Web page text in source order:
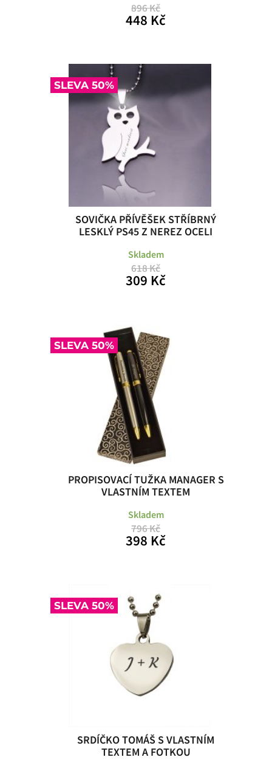
896 Kč
448 Kč
SLEVA 50%
SOVIČKA PŘÍVĚŠEK STŘÍBRNÝ
LESKLÝ PS45 Z NEREZ OCELI
Skladem
618 Kč
309 Kč
SLEVA 50%
PROPISOVACÍ TUŽKA MANAGER S
VLASTNÍM TEXTEM
Skladem
796 Kč
398 Kč
SLEVA 50%
SRDÍČKO TOMÁŠ S VLASTNÍM
TEXTEM A FOTKOU